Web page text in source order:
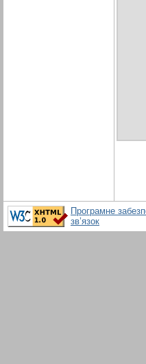
Програмне
зв’язок